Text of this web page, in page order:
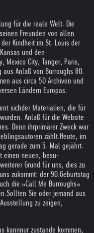
für die reale Welt. Die
Freunden von allen
Kindheit im St. Louis der
und den
Mexico City, Tanger, Paris,
aus Anlaß von Burroughs 80.
aus circa 50 Archiven und
Ländern Europas.
sichder Materialien, die für
Anlaß für die Website
Denn ihrprimärer Zweck war
zählt.Heute, im
gerade zum 5. Mal gejährt.
einen neuen, besu-
Grund für uns, dies zu
zukommt: der 90.Geburtstag
die »Call Me Burroughs«
Sollten Sie oder jemand aus
zu zeigen,
kannnur zustande kommen,